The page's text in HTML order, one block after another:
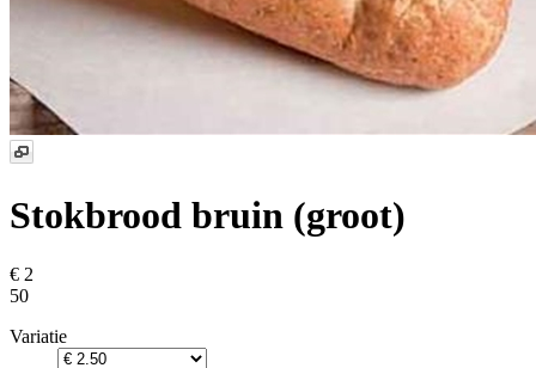
Stokbrood bruin (groot)
€ 2
50
Variatie